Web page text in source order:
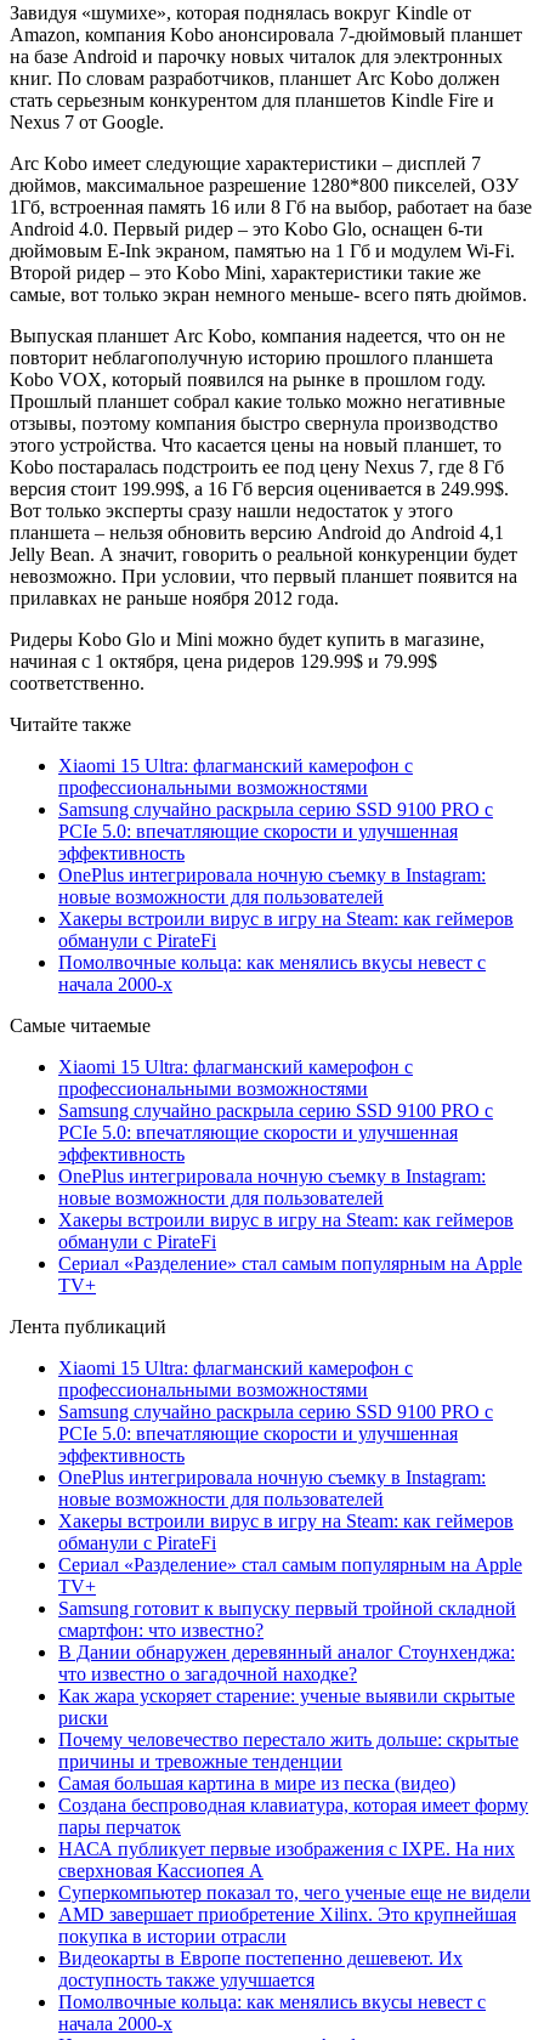
Завидуя «шумихе», которая поднялась вокруг Kindle от
Amazon, компания Kobo анонсировала 7-дюймовый планшет
на базе Android и парочку новых читалок для электронных
книг. По словам разработчиков, планшет Arc Kobo должен
стать серьезным конкурентом для планшетов Kindle Fire и
Nexus 7 от Google.
Arc Kobo имеет следующие характеристики – дисплей 7
дюймов, максимальное разрешение 1280*800 пикселей, ОЗУ
1Гб, встроенная память 16 или 8 Гб на выбор, работает на базе
Android 4.0. Первый ридер – это Kobo Glo, оснащен 6-ти
дюймовым E-Ink экраном, памятью на 1 Гб и модулем Wi-Fi.
Второй ридер – это Kobo Mini, характеристики такие же
самые, вот только экран немного меньше- всего пять дюймов.
Выпуская планшет Arc Kobo, компания надеется, что он не
повторит неблагополучную историю прошлого планшета
Kobo VOX, который появился на рынке в прошлом году.
Прошлый планшет собрал какие только можно негативные
отзывы, поэтому компания быстро свернула производство
этого устройства. Что касается цены на новый планшет, то
Kobo постаралась подстроить ее под цену Nexus 7, где 8 Гб
версия стоит 199.99$, а 16 Гб версия оценивается в 249.99$.
Вот только эксперты сразу нашли недостаток у этого
планшета – нельзя обновить версию Android до Android 4,1
Jelly Bean. А значит, говорить о реальной конкуренции будет
невозможно. При условии, что первый планшет появится на
прилавках не раньше ноября 2012 года.
Ридеры Kobo Glo и Mini можно будет купить в магазине,
начиная с 1 октября, цена ридеров 129.99$ и 79.99$
соответственно.
Читайте также
Xiaomi 15 Ultra: флагманский камерофон с
профессиональными возможностями
Samsung случайно раскрыла серию SSD 9100 PRO с
PCIe 5.0: впечатляющие скорости и улучшенная
эффективность
OnePlus интегрировала ночную съемку в Instagram:
новые возможности для пользователей
Хакеры встроили вирус в игру на Steam: как геймеров
обманули с PirateFi
Помолвочные кольца: как менялись вкусы невест с
начала 2000-х
Самые читаемые
Xiaomi 15 Ultra: флагманский камерофон с
профессиональными возможностями
Samsung случайно раскрыла серию SSD 9100 PRO с
PCIe 5.0: впечатляющие скорости и улучшенная
эффективность
OnePlus интегрировала ночную съемку в Instagram:
новые возможности для пользователей
Хакеры встроили вирус в игру на Steam: как геймеров
обманули с PirateFi
Сериал «Разделение» стал самым популярным на Apple
TV+
Лента публикаций
Xiaomi 15 Ultra: флагманский камерофон с
профессиональными возможностями
Samsung случайно раскрыла серию SSD 9100 PRO с
PCIe 5.0: впечатляющие скорости и улучшенная
эффективность
OnePlus интегрировала ночную съемку в Instagram:
новые возможности для пользователей
Хакеры встроили вирус в игру на Steam: как геймеров
обманули с PirateFi
Сериал «Разделение» стал самым популярным на Apple
TV+
Samsung готовит к выпуску первый тройной складной
смартфон: что известно?
В Дании обнаружен деревянный аналог Стоунхенджа:
что известно о загадочной находке?
Как жара ускоряет старение: ученые выявили скрытые
риски
Почему человечество перестало жить дольше: скрытые
причины и тревожные тенденции
Самая большая картина в мире из песка (видео)
Создана беспроводная клавиатура, которая имеет форму
пары перчаток
НАСА публикует первые изображения с IXPE. На них
сверхновая Кассиопея А
Суперкомпьютер показал то, чего ученые еще не видели
AMD завершает приобретение Xilinx. Это крупнейшая
покупка в истории отрасли
Видеокарты в Европе постепенно дешевеют. Их
доступность также улучшается
Помолвочные кольца: как менялись вкусы невест с
начала 2000-х